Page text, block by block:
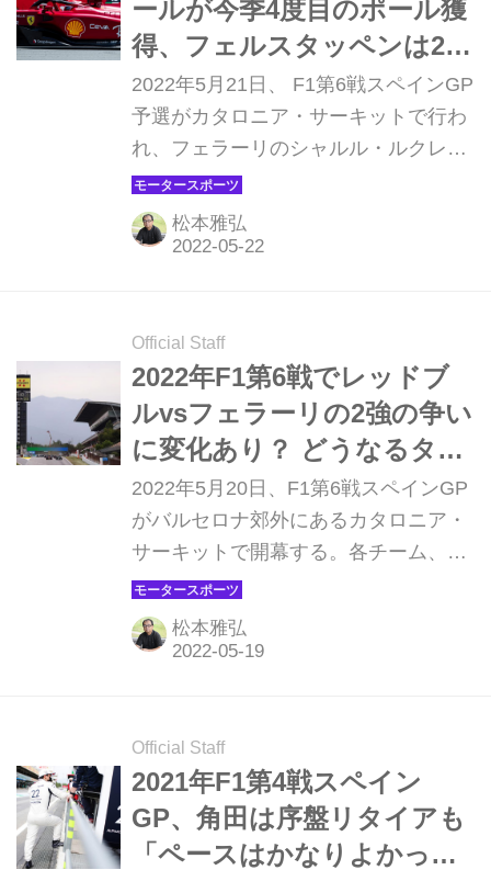
ールが今季4度目のポール獲
得、フェルスタッペンは2番
手から逆転を狙う【F1スペ
インGP】
2022年5月21日、 F1第6戦スペインGP
予選がカタロニア・サーキットで行わ
れ、フェラーリのシャルル・ルクレー
ルがポールポジションを獲得した。2
番手はマックス・フェルスタッペン
（レッドブル）、3番手はカルロス・
ッセルが2強の一角を崩して4番手に喰
い込んだ。 角田裕毅（アルファタウ
リ・レッドブル）はQ3進出を逃して
13番手。
松本雅弘
Official Staff
2022年F1第6戦でレッドブ
ルvsフェラーリの2強の争い
に変化あり？ どうなるタイ
ヤ戦略【スペインGP プレ
ビュー】
2022年5月20日、F1第6戦スペインGP
がバルセロナ郊外にあるカタロニア・
サーキットで開幕する。各チーム、
続々とアップデートを投入、知り尽く
したサーキットでどんな戦いが繰り広
げられるか。その見どころをチェック
松本雅弘
Official Staff
2021年F1第4戦スペイン
GP、角田は序盤リタイアも
「ペースはかなりよかっ